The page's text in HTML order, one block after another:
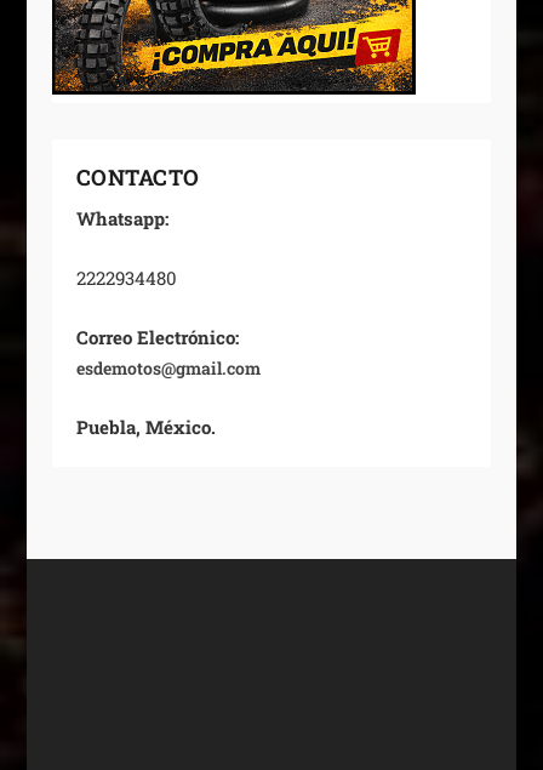
CONTACTO
Whatsapp:
2222934480
Correo Electrónico:
esdemotos@gmail.com
Puebla, México.